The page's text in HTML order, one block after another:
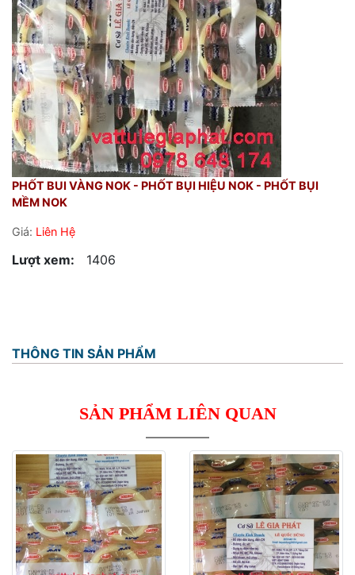
PHỐT BUI VÀNG NOK - PHỐT BỤI HIỆU NOK - PHỐT BỤI
MỀM NOK
Giá: Liên Hệ
Lượt xem: 1406
THÔNG TIN SẢN PHẨM
SẢN PHẨM LIÊN QUAN